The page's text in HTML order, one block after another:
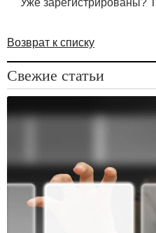
Возврат к списку
Свежие статьи